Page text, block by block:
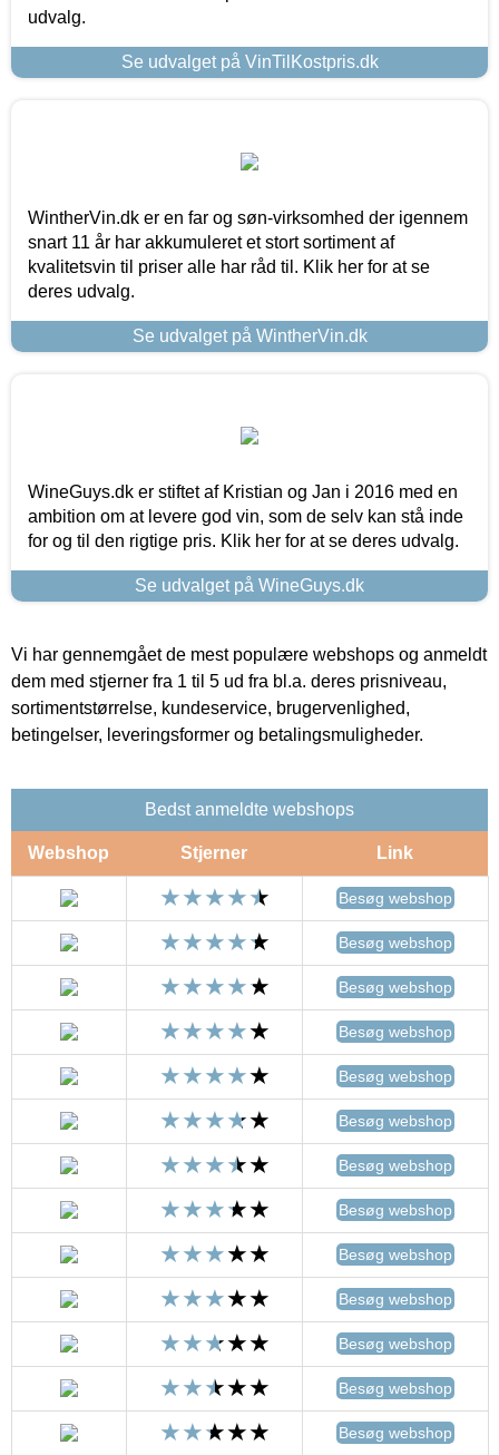
udvalg.
Se udvalget på VinTilKostpris.dk
WintherVin.dk er en far og søn-virksomhed der igennem
snart 11 år har akkumuleret et stort sortiment af
kvalitetsvin til priser alle har råd til. Klik her for at se
deres udvalg.
Se udvalget på WintherVin.dk
WineGuys.dk er stiftet af Kristian og Jan i 2016 med en
ambition om at levere god vin, som de selv kan stå inde
for og til den rigtige pris. Klik her for at se deres udvalg.
Se udvalget på WineGuys.dk
Vi har gennemgået de mest populære webshops og anmeldt
dem med stjerner fra 1 til 5 ud fra bl.a. deres prisniveau,
sortimentstørrelse, kundeservice, brugervenlighed,
betingelser, leveringsformer og betalingsmuligheder.
Bedst anmeldte webshops
Webshop Stjerner Link
Besøg webshop
Besøg webshop
Besøg webshop
Besøg webshop
Besøg webshop
Besøg webshop
Besøg webshop
Besøg webshop
Besøg webshop
Besøg webshop
Besøg webshop
Besøg webshop
Besøg webshop